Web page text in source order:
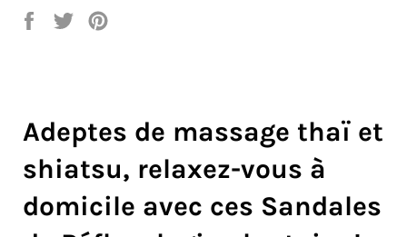
PartagerTweeter
Adeptes de massage thaï et
shiatsu, relaxez-vous à
domicile avec ces Sandales